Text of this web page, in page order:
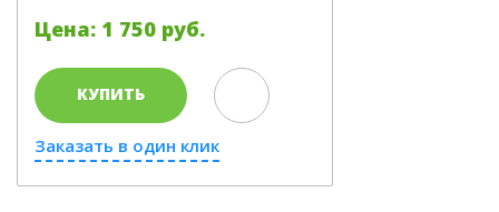
Цена: 1 750 руб.
КУПИТЬ
Заказать в один клик